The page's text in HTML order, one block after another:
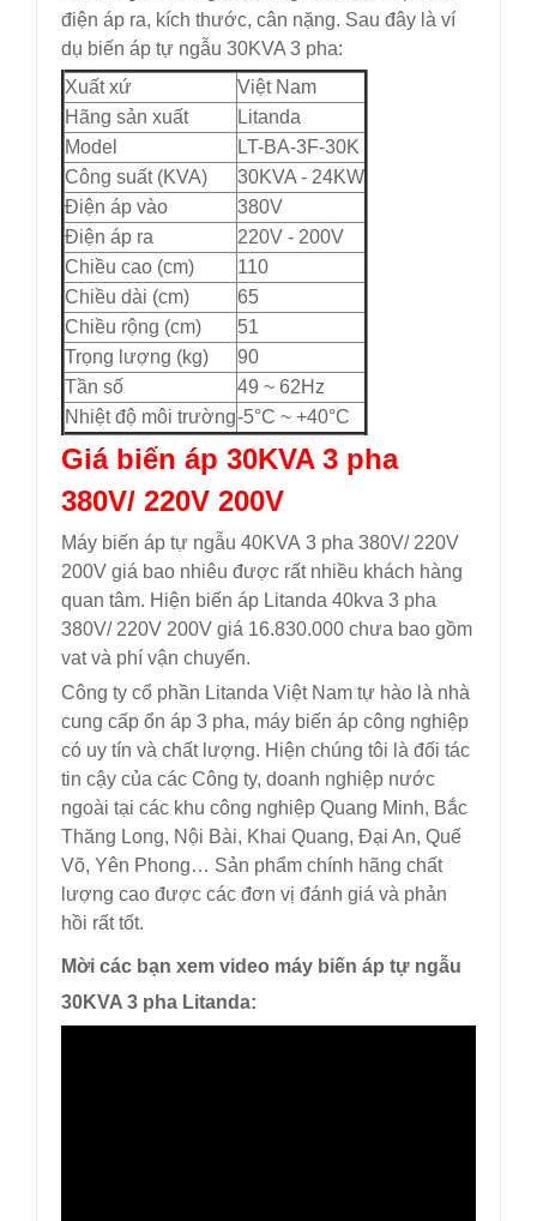
điện áp ra, kích thước, cân nặng. Sau đây là ví
dụ biến áp tự ngẫu 30KVA 3 pha:
Xuất xứ
Việt Nam
Hãng sản xuất
Litanda
Model
LT-BA-3F-30K
Công suất (KVA)
30KVA - 24KW
Điện áp vào
380V
Điện áp ra
220V - 200V
Chiều cao (cm)
110
Chiều dài (cm)
65
Chiều rộng (cm)
51
Trọng lượng (kg)
90
Tần số
49 ~ 62Hz
Nhiệt độ môi trường-5°C ~ +40°C
Giá biến áp 30KVA 3 pha
380V/ 220V 200V
Máy biến áp tự ngẫu 40KVA 3 pha 380V/ 220V
200V giá bao nhiêu được rất nhiều khách hàng
quan tâm. Hiện biến áp Litanda 40kva 3 pha
380V/ 220V 200V giá 16.830.000 chưa bao gồm
vat và phí vận chuyển.
Công ty cổ phần Litanda Việt Nam tự hào là nhà
cung cấp ổn áp 3 pha, máy biến áp công nghiệp
có uy tín và chất lượng. Hiện chúng tôi là đối tác
tin cậy của các Công ty, doanh nghiệp nước
ngoài tại các khu công nghiệp Quang Minh, Bắc
Thăng Long, Nội Bài, Khai Quang, Đại An, Quế
Võ, Yên Phong… Sản phẩm chính hãng chất
lượng cao được các đơn vị đánh giá và phản
hồi rất tốt.
Mời các bạn xem video máy biến áp tự ngẫu
30KVA 3 pha Litanda: